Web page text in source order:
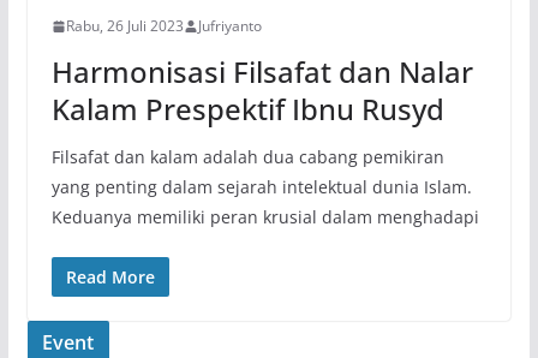
Rabu, 26 Juli 2023 Jufriyanto
Harmonisasi Filsafat dan Nalar
Kalam Prespektif Ibnu Rusyd
Filsafat dan kalam adalah dua cabang pemikiran
yang penting dalam sejarah intelektual dunia Islam.
Keduanya memiliki peran krusial dalam menghadapi
Read More
Event